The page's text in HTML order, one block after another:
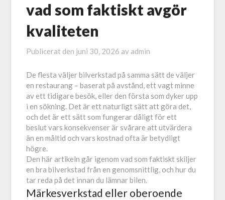
vad som faktiskt avgör
kvaliteten
Publicerat den juni 30, 2026 av admin
De flesta väljer bilverkstad på samma sätt de väljer
en restaurang – baserat på avstånd, ett vagt minne
av ett tidigare besök, eller den första som dyker upp
i en sökning. Det är ett naturligt sätt att göra det,
och det är ett sätt som fungerar dåligt för ett
beslut vars konsekvenser är svårare att utvärdera
än en måltid och vars kostnad ofta är betydligt
högre.
Den här artikeln går igenom vad som faktiskt skiljer
en bra bilverkstad från en genomsnittlig, och hur du
tar reda på det innan du lämnar bilen.
Märkesverkstad eller oberoende